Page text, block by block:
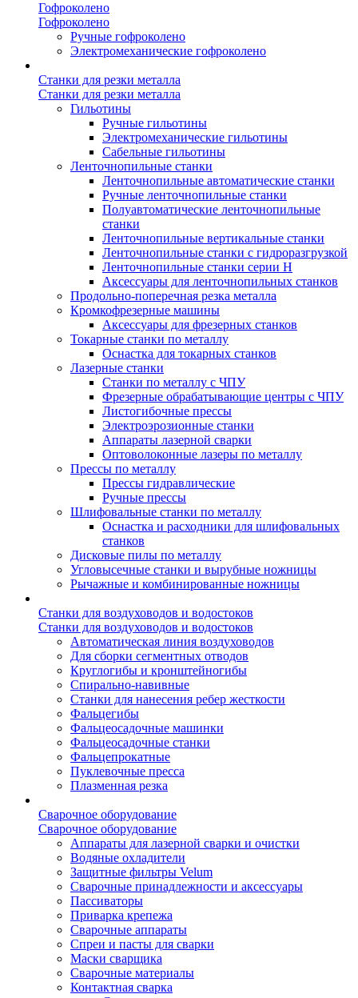
Гофроколено
Гофроколено
Ручные гофроколено
Электромеханические гофроколено
Станки для резки металла
Станки для резки металла
Гильотины
Ручные гильотины
Электромеханические гильотины
Сабельные гильотины
Ленточнопильные станки
Ленточнопильные автоматические станки
Ручные ленточнопильные станки
Полуавтоматические ленточнопильные
станки
Ленточнопильные вертикальные станки
Ленточнопильные станки с гидроразгрузкой
Ленточнопильные станки серии H
Аксессуары для ленточнопильных станков
Продольно-поперечная резка металла
Кромкофрезерные машины
Аксессуары для фрезерных станков
Токарные станки по металлу
Оснастка для токарных станков
Лазерные станки
Станки по металлу с ЧПУ
Фрезерные обрабатывающие центры с ЧПУ
Листогибочные прессы
Электроэрозионные станки
Аппараты лазерной сварки
Оптоволоконные лазеры по металлу
Прессы по металлу
Прессы гидравлические
Ручные прессы
Шлифовальные станки по металлу
Оснастка и расходники для шлифовальных
станков
Дисковые пилы по металлу
Угловысечные станки и вырубные ножницы
Рычажные и комбинированные ножницы
Станки для воздуховодов и водостоков
Станки для воздуховодов и водостоков
Автоматическая линия воздуховодов
Для сборки сегментных отводов
Круглогибы и кронштейногибы
Спирально-навивные
Станки для нанесения ребер жесткости
Фальцегибы
Фальцеосадочные машинки
Фальцеосадочные станки
Фальцепрокатные
Пуклевочные пресса
Плазменная резка
Сварочное оборудование
Сварочное оборудование
Аппараты для лазерной сварки и очистки
Водяные охладители
Защитные фильтры Velum
Сварочные принадлежности и аксессуары
Пассиваторы
Приварка крепежа
Сварочные аппараты
Спреи и пасты для сварки
Маски сварщика
Сварочные материалы
Контактная сварка